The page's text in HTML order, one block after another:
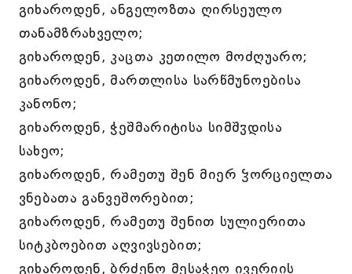
გიხაროდენ, ანგელოზთა ღირსეულო
თანამზრახველო;
გიხაროდენ, კაცთა კეთილო მოძღუარო;
გიხაროდენ, მართლისა სარწმუნოებისა
კანონო;
გიხაროდენ, ჭეშმარიტისა სიმშჳდისა
სახეო;
გიხაროდენ, რამეთუ შენ მიერ ჴორციელთა
ვნებათა განვეშორებით;
გიხაროდენ, რამეთუ შენით სულიერითა
სიტკბოებით აღვივსებით;
გიხაროდენ, ბრძენო მესაჭეო ივერიის